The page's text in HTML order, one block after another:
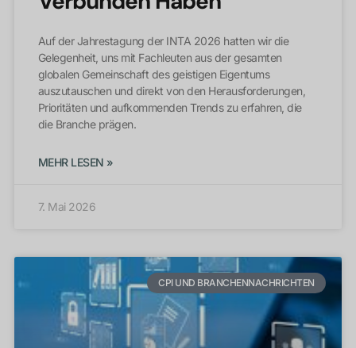
Auf der Jahrestagung der INTA 2026 hatten wir die
Gelegenheit, uns mit Fachleuten aus der gesamten
globalen Gemeinschaft des geistigen Eigentums
auszutauschen und direkt von den Herausforderungen,
Prioritäten und aufkommenden Trends zu erfahren, die
die Branche prägen.
MEHR LESEN »
7. Mai 2026
CPI UND BRANCHENNACHRICHTEN